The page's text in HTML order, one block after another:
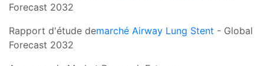
Forecast 2032
Rapport d'étude demarché Airway Lung Stent - Global
Forecast 2032